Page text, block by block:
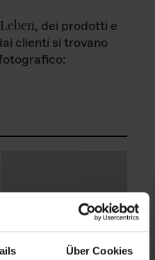
Über Cookies
, dei prodotti e
clienti si trovano